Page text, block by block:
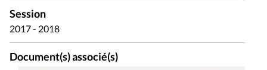
Session
2017 - 2018
Document(s) associé(s)